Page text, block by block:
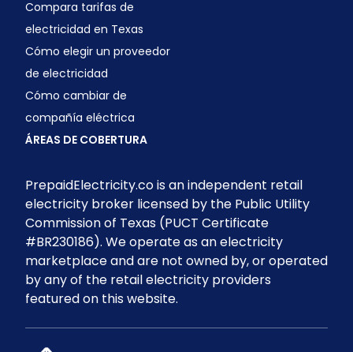
Compara tarifas de
electricidad en Texas
Cómo elegir un proveedor
de electricidad
Cómo cambiar de
compañía eléctrica
ÁREAS DE COBERTURA
PrepaidElectricity.co is an independent retail
electricity broker licensed by the Public Utility
Commission of Texas (PUCT Certificate
#BR230186). We operate as an electricity
marketplace and are not owned by, or operated
by any of the retail electricity providers
featured on this website.